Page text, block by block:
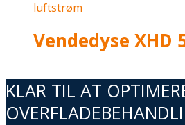
Vendedyse XHD
KLAR TIL AT